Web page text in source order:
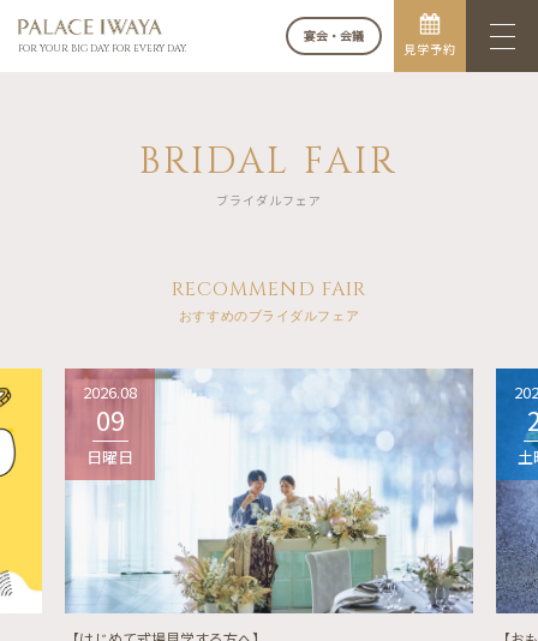
FOR YOUR BIG DAY. FOR EVERY DAY.
宴会・会議
見学予約
BRIDAL FAIR
ブライダルフェア
RECOMMEND FAIR
おすすめのブライダルフェア
2026.08
09
日曜日 土